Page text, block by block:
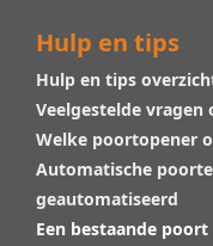
Hulp en tips
Hulp en tips
Veelgestelde
Welke poortopener
Automatische
geautomatiseerd
Een bestaande